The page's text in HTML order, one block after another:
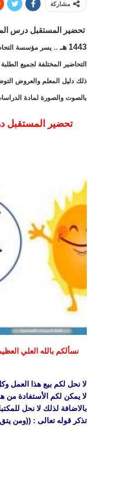
مشاركة
تحضير المستقبل درس
1443 هـ
.. يسر مؤسسة
التحاضير المختلفة لجميع
ذلك دليل المعلم والعروض
بالصوت والصورة لمادة
تحضير المستقبل
نسألكم بالله العلي
لا نحل لكم بيع هذا العمل
لا يمكن لكم الأستفادة من
بالاضافة لذلك لا نحل
تذكر قوله تعالى : ((ومن